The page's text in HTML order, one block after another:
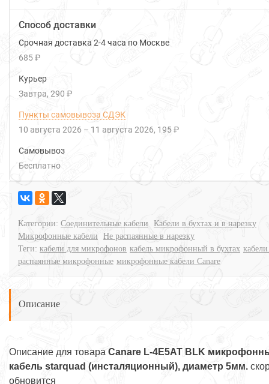
Способ доставки
Срочная доставка 2-4 часа по Москве
685 ₽
Курьер
Завтра 290 ₽
Пункты самовывоза СДЭК
10 августа 2026 – 11 августа 2026 195 ₽
Самовывоз
Бесплатно
Категории: Соединительные кабели
Кабели в бухтах и в нарезку
Микрофонные кабели
Не распаянные в нарезку
Теги: кабели для микрофонов кабель микрофонный в бухтах
распаянные микрофонные микрофонные кабели Canare
Описание
Описание для товара Canare L-4E5AT BLK
кабель starquad (инсталяционный), диаметр 5мм.
обновится